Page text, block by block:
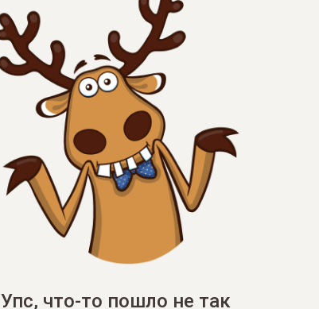
Упс, что-то пошло не так